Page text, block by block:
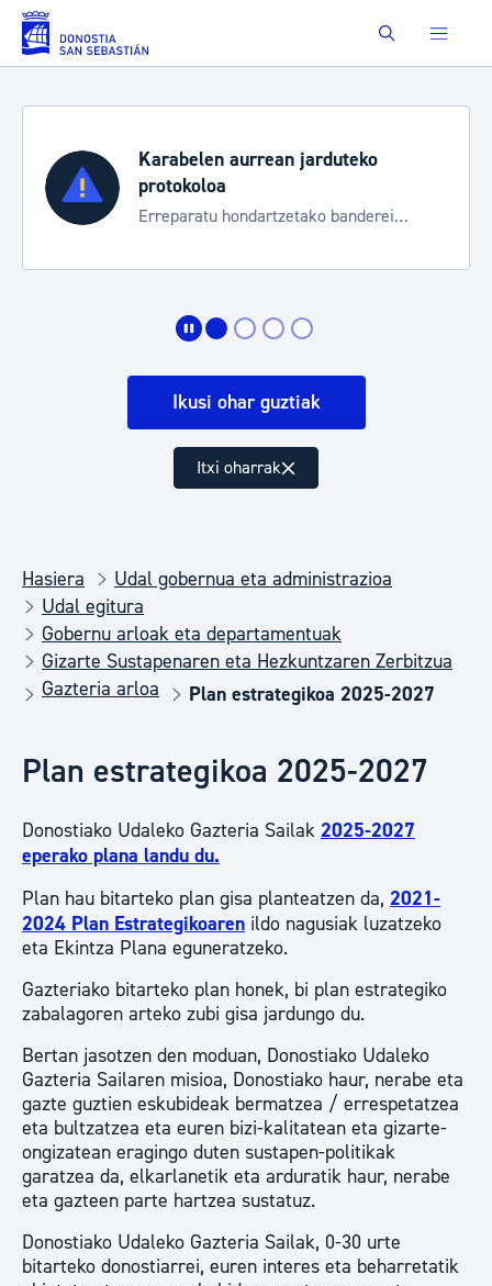
Eduki nagusira joan Buscar
Karabelen aurrean jarduteko
protokoloa
Erreparatu hondartzetako banderei
Ikusi ohar guztiak
Itxi oharrak
Hasiera
Udal gobernua eta administrazioa
Udal egitura
Gobernu arloak eta departamentuak
Gizarte Sustapenaren eta Hezkuntzaren Zerbitzua
Gazteria arloa
Plan estrategikoa 2025-2027
Plan estrategikoa 2025-2027
Donostiako Udaleko Gazteria Sailak 2025-2027
eperako plana landu du.
Plan hau bitarteko plan gisa planteatzen da, 2021-
2024 Plan Estrategikoaren ildo nagusiak luzatzeko
eta Ekintza Plana eguneratzeko.
Gazteriako bitarteko plan honek, bi plan estrategiko
zabalagoren arteko zubi gisa jardungo du.
Bertan jasotzen den moduan, Donostiako Udaleko
Gazteria Sailaren misioa, Donostiako haur, nerabe eta
gazte guztien eskubideak bermatzea / errespetatzea
eta bultzatzea eta euren bizi-kalitatean eta gizarte-
ongizatean eragingo duten sustapen-politikak
garatzea da, elkarlanetik eta arduratik haur, nerabe
eta gazteen parte hartzea sustatuz.
Donostiako Udaleko Gazteria Sailak, 0-30 urte
bitarteko donostiarrei, euren interes eta beharretatik